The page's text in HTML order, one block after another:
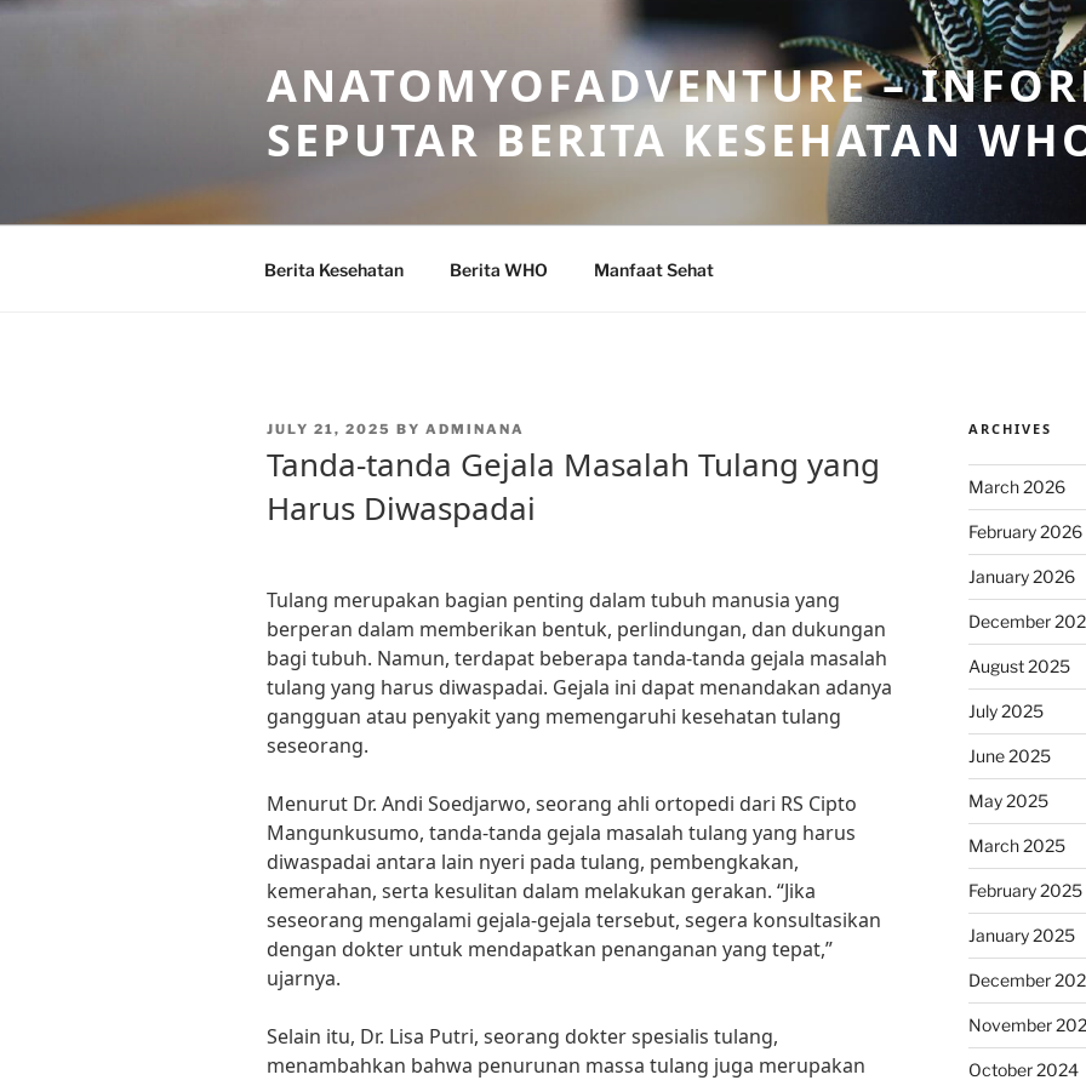
Skip
ANATOMYOFADVENTURE –
SEPUTAR BERITA KESEHATAN
Berita Kesehatan Berita WHO Manfaat Sehat
POSTED
JULY 21, 2025 BY ADMINANA
Tanda-tanda Gejala Masalah Tulang yang
Harus Diwaspadai
Tulang merupakan bagian penting dalam tubuh manusia yang
berperan dalam memberikan bentuk, perlindungan, dan dukungan
bagi tubuh. Namun, terdapat beberapa tanda-tanda gejala masalah
tulang yang harus diwaspadai. Gejala ini dapat menandakan adanya
gangguan atau penyakit yang memengaruhi kesehatan tulang
seseorang.
Menurut Dr. Andi Soedjarwo, seorang ahli ortopedi dari RS Cipto
Mangunkusumo, tanda-tanda gejala masalah tulang yang harus
diwaspadai antara lain nyeri pada tulang, pembengkakan,
kemerahan, serta kesulitan dalam melakukan gerakan. “Jika
seseorang mengalami gejala-gejala tersebut, segera konsultasikan
dengan dokter untuk mendapatkan penanganan yang tepat,”
ujarnya.
Selain itu, Dr. Lisa Putri, seorang dokter spesialis tulang,
menambahkan bahwa penurunan massa tulang juga merupakan
ARCHIVES
March 2026
February 2026
January 2026
December
August 2025
July 2025
June 2025
May 2025
March 2025
February 2025
January 2025
December
November
October 2024